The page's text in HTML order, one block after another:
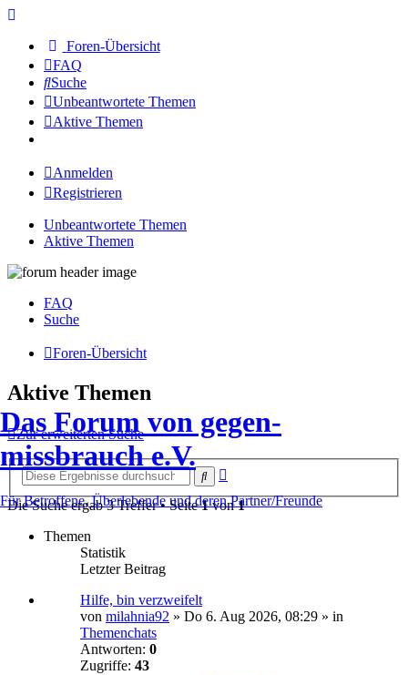
Foren-Übersicht
FAQ
Suche
Unbeantwortete Themen
Aktive Themen
Anmelden
Registrieren
Unbeantwortete Themen
Aktive Themen
Das Forum von gegen-
missbrauch e.V.
Für Betroffene, Überlebende und deren Partner/Freunde
FAQ
Suche
Foren-Übersicht
Aktive Themen
Zur erweiterten Suche
Suche
Die Suche ergab 3 Treffer • Seite1von1
Themen
Statistik
Letzter Beitrag
Hilfe, bin verzweifelt
von milahnia92 » Do 6. Aug 2026, 08:29 » in
Themenchats
Antworten: 0
Zugriffe: 43